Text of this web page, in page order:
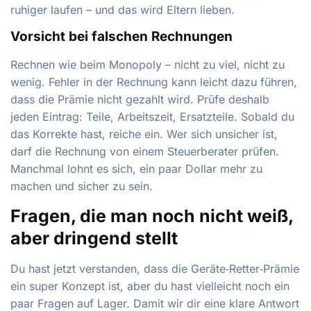
ruhiger laufen – und das wird Eltern lieben.
Vorsicht bei falschen Rechnungen
Rechnen wie beim Monopoly – nicht zu viel, nicht zu
wenig. Fehler in der Rechnung kann leicht dazu führen,
dass die Prämie nicht gezahlt wird. Prüfe deshalb
jeden Eintrag: Teile, Arbeitszeit, Ersatzteile. Sobald du
das Korrekte hast, reiche ein. Wer sich unsicher ist,
darf die Rechnung von einem Steuerberater prüfen.
Manchmal lohnt es sich, ein paar Dollar mehr zu
machen und sicher zu sein.
Fragen, die man noch nicht weiß,
aber dringend stellt
Du hast jetzt verstanden, dass die Geräte‑Retter‑Prämie
ein super Konzept ist, aber du hast vielleicht noch ein
paar Fragen auf Lager. Damit wir dir eine klare Antwort